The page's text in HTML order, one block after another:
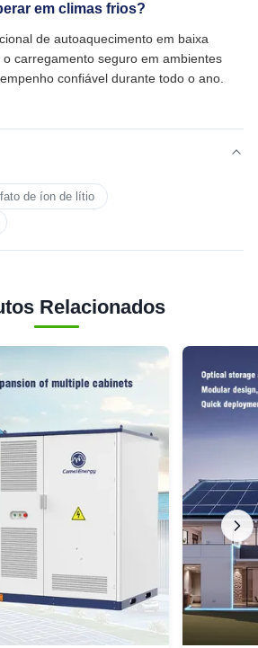
em climas frios?
de autoaquecimento em baixa
carregamento seguro em ambientes
confiável durante todo o ano.
de íon de lítio
Relacionados